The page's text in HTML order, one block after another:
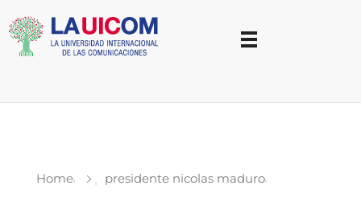
Home presidente nicolas maduro